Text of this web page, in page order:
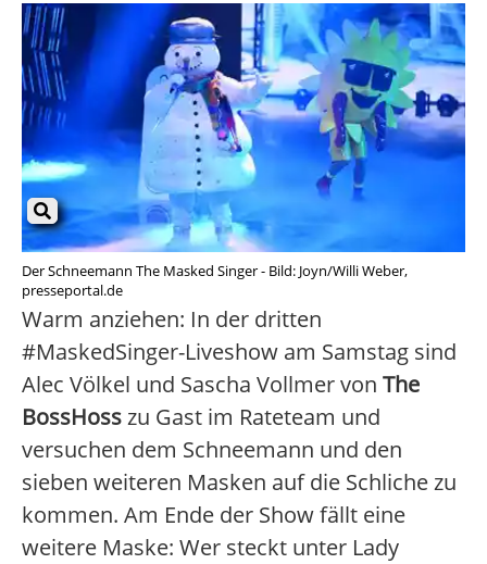
Der Schneemann The Masked Singer - Bild: Joyn/Willi Weber,
presseportal.de
Warm anziehen: In der dritten
#MaskedSinger-Liveshow am Samstag sind
Alec Völkel und Sascha Vollmer von The
BossHosszu Gast im Rateteam und
versuchen dem Schneemann und den
sieben weiteren Masken auf die Schliche zu
kommen. Am Ende der Show fällt eine
weitere Maske: Wer steckt unter Lady